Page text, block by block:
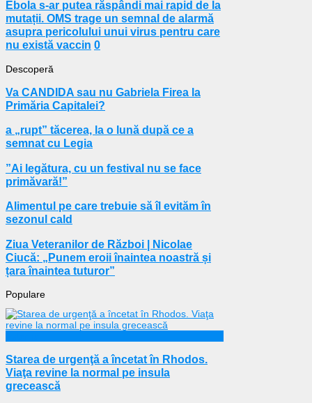
Ebola s-ar putea răspândi mai rapid de la
mutații. OMS trage un semnal de alarmă
asupra pericolului unui virus pentru care
nu există vaccin 0
Descoperă
Va CANDIDA sau nu Gabriela Firea la
Primăria Capitalei?
a „rupt” tăcerea, la o lună după ce a
semnat cu Legia
”Ai legătura, cu un festival nu se face
primăvară!”
Alimentul pe care trebuie să îl evităm în
sezonul cald
Ziua Veteranilor de Război | Nicolae
Ciucă: „Punem eroii înaintea noastră și
țara înaintea tuturor”
Populare
Starea de urgenţă a încetat în Rhodos.
Viaţa revine la normal pe insula
grecească